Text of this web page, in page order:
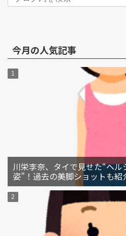
今月の人気記事
川栄李奈、タイで見せた“ヘ
姿”！過去の美脚ショットも紹